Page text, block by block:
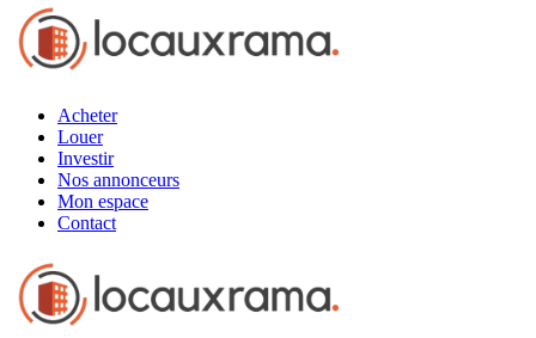
Acheter
Louer
Investir
Nos annonceurs
Mon espace
Contact